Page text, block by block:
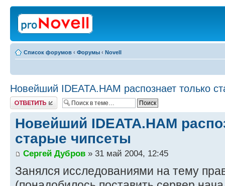
Список форумов ‹ Форумы ‹ Novell
Новейший IDEATA.HAM распознает только
Ответить
Новейший IDEATA.HAM
старые чипсеты
Сергей Дубров » 31 май 2004, 12:45
Занялся исследованиями на тему